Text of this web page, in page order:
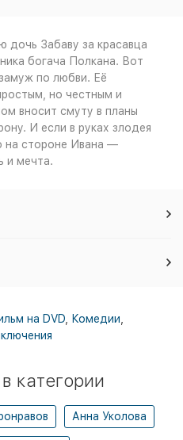
дочь Забаву за красавца
богача Полкана. Вот
по любви. Её
но честным и
вносит смуту в планы
И если в руках злодея
на стороне Ивана —
и мечта.
на DVD Комедии
категории
Анна Уколова